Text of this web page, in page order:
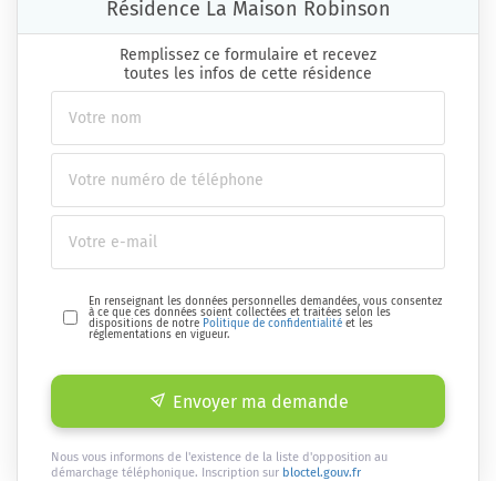
Résidence La Maison Robinson
Remplissez ce formulaire et recevez
toutes les infos de cette résidence
En renseignant les données personnelles demandées, vous consentez
à ce que ces données soient collectées et traitées selon les
dispositions de notre Politique de confidentialité et les
réglementations en vigueur.
Envoyer ma demande
Nous vous informons de l'existence de la liste d'opposition au
démarchage téléphonique. Inscription sur bloctel.gouv.fr